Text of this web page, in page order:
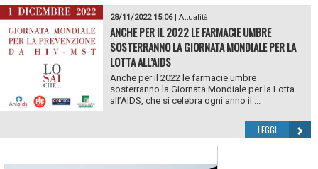
28/11/2022 15:06| Attualità
ANCHE PER IL 2022 LE FARMACIE UMBRE
SOSTERRANNO LA GIORNATA MONDIALE PER LA
LOTTA ALL’AIDS
Anche per il 2022 le farmacie umbre
sosterranno la Giornata Mondiale per la Lotta
all’AIDS, che si celebra ogni anno il ...
LEGGI